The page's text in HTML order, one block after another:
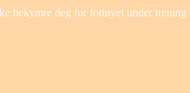
bekymre deg for fottøyet under